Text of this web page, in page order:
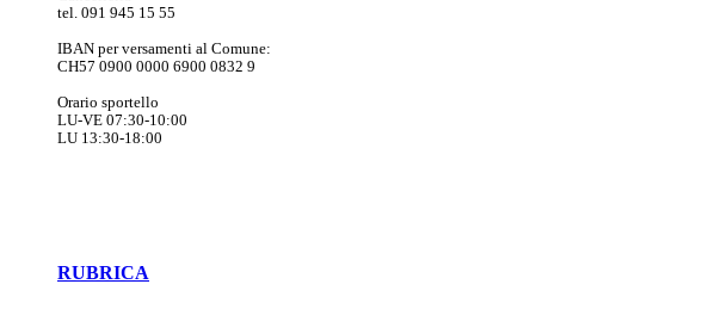
tel. 091 945 15 55
IBAN per versamenti al Comune:
CH57 0900 0000 6900 0832 9
Orario sportello
LU-VE 07:30-10:00
LU 13:30-18:00
RUBRICA